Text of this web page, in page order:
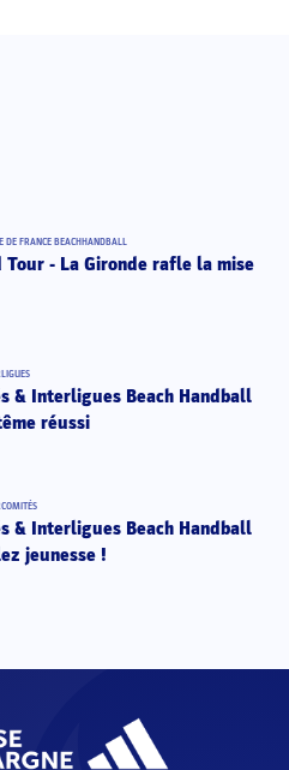
DE FRANCE BEACHHANDBALL
Tour - La Gironde rafle la mise
& Interligues Beach Handball
réussi
& Interligues Beach Handball
jeunesse !